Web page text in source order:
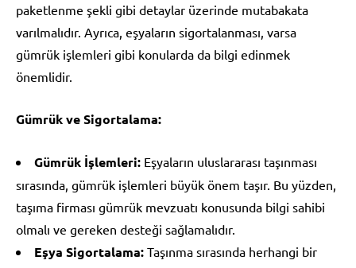
paketlenme şekli gibi detaylar üzerinde mutabakata
varılmalıdır. Ayrıca, eşyaların sigortalanması, varsa
gümrük işlemleri gibi konularda da bilgi edinmek
önemlidir.
Gümrük ve Sigortalama:
Gümrük İşlemleri: Eşyaların uluslararası taşınması
sırasında, gümrük işlemleri büyük önem taşır. Bu yüzden,
taşıma firması gümrük mevzuatı konusunda bilgi sahibi
olmalı ve gereken desteği sağlamalıdır.
Eşya Sigortalama: Taşınma sırasında herhangi bir